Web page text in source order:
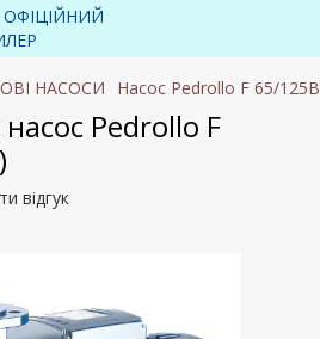
НАСОСИ Насос Pedrollo F 65/125B
Pedrollo F
відгук